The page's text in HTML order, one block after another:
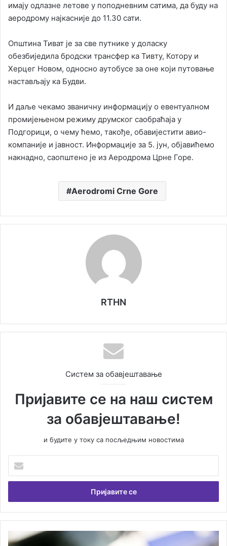
имају одлазне летове у поподневним сатима, да буду на
аеродрому најкасније до 11.30 сати.
Општина Тиват је за све путнике у доласку
обезбиједила бродски трансфер ка Тивту, Котору и
Херцег Новом, односно аутобусе за оне који путовање
настављају ка Будви.
И даље чекамо званичну информацију о евентуалном
промијењеном режиму друмског саобраћаја у
Подгорици, о чему ћемо, такође, обавијестити авио-
компаније и јавност. Информације за 5. јун, објавићемо
накнадно, саопштено је из Аеродрома Црне Горе.
Aerodromi Crne Gore
RTHN
Систем за обавјештавање
Пријавите се на наш систем
за обавјештавање!
и будите у току са посљедњим новостима
е
и
т